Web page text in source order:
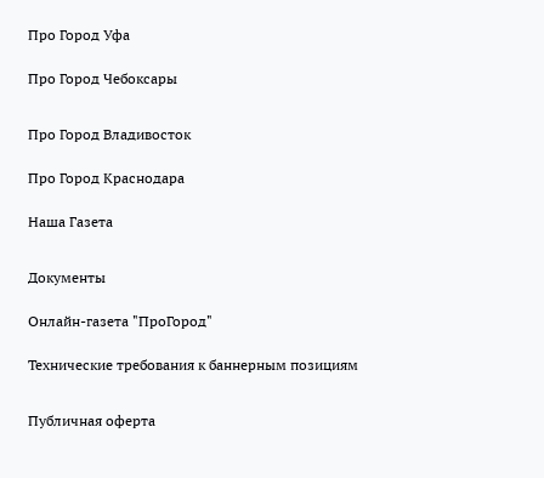
Про Город Уфа
Про Город Чебоксары
Про Город Владивосток
Про Город Краснодара
Наша Газета
Документы
Онлайн-газета "ПроГород"
Технические требования к баннерным позициям
Публичная оферта